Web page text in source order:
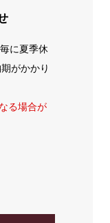
に夏季休
がかかり
る場合が